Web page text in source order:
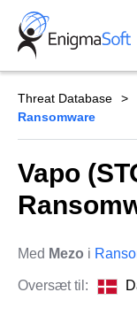
Skip
content
Threat Database
Ransomware
Vapo
Med Mezo i
Oversæt til: